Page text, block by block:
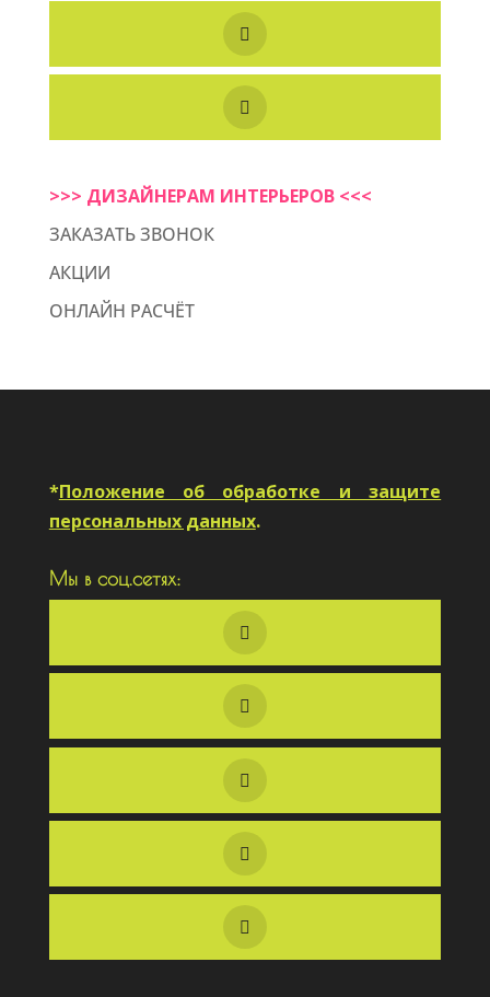
>>> ДИЗАЙНЕРАМ ИНТЕРЬЕРОВ <<<
ЗАКАЗАТЬ ЗВОНОК
АКЦИИ
ОНЛАЙН РАСЧЁТ
*Положение об обработке и защите
персональных данных.
Мы в соц.сетях: